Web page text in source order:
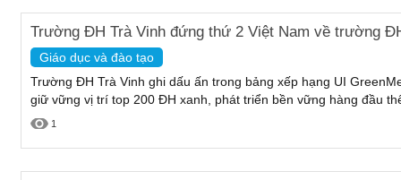
Trường ĐH Trà Vinh đứng thứ 2 Việt Nam về trường
Giáo dục và đào tạo
Trường ĐH Trà Vinh ghi dấu ấn trong bảng xếp hạng UI
giữ vững vị trí top 200 ĐH xanh, phát triển bền vững hàng đầu
1